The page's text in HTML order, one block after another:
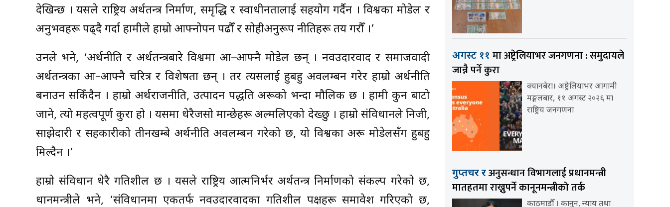
देखिन्छ । यसले राष्ट्रिय अर्थतन्त्र निर्माण, समृद्धि र स्वाधीनतालाई सहयोग गर्दैन । विश्वका मोडेल र
अनुभवहरू पढ्दै गर्दा हामीले हाम्रो आफ्नोपन पढौँ र सोहीअनुरूप नीतिहरू तय गरौँ ।’
उनले भने, ‘अर्थनीति र अर्थतन्त्रबारे विश्वमा आ–आफ्नै मोडेल छन् । नवउदारवाद र समाजवादी
अर्थतन्त्रका आ–आफ्नै चरित्र र विशेषता छन् । तर त्यसलाई हुबहु अवलम्बन गरेर हाम्रो अर्थनीति
बनाउन सकिँदैन । हाम्रो अर्थराजनीति, उत्पादन पद्धति अरूको भन्दा मौलिक छ । हामी कुन बाटो
जाने, त्यो महत्वपूर्ण कुरा हो । यसमा धेरैजसो मान्छेहरू अल्मलिएको देख्छु । हाम्रो संविधानले निजी,
साझेदारी र सहकारीको तीनखम्बे अर्थनीति अवलम्बन गरेको छ, यो विश्वका अरू मोडेलसँग हुबहु
मिल्दैन ।’
हाम्रो संविधान धेरै प्रगतिशील छ । यसले राष्ट्रिय आत्मनिर्भर अर्थतन्त्र निर्माणको संकल्प गरेको छ,
प्रधानमन्त्रीले भने, ‘संविधानमा एकतर्फ नवउदारवादका प्रगतिशील पक्षहरू समावेश गरिएको छ,
अगस्ट ११ मा अष्ट्रेलियाभर जनगणना : समुदायले
जान्नै पर्ने कुरा
क्यानबेरा। अष्ट्रेलियाभर आगामी
मङ्गलबार, ११ अगस्ट २०२६ मा
राष्ट्रिय जनगणना
गुप्तचर रअनुसन्धान विभागलाई प्रधानमन्त्री
मातहतमा राख्नुपर्ने कानूनमन्त्रीको तर्क
काठमाडौँ । कानुन, न्याय तथा